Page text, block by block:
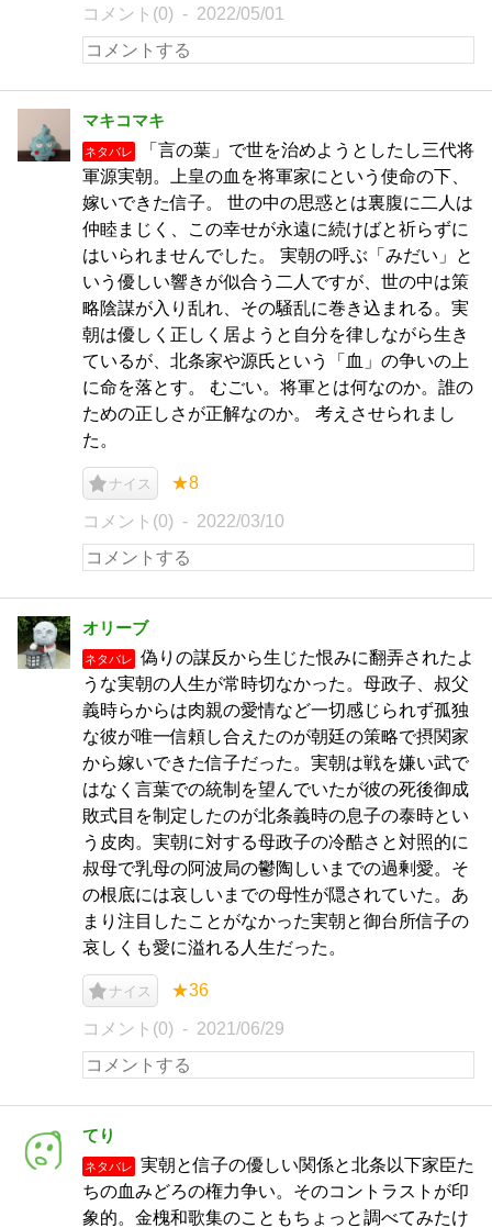
コメント(0) 2022/05/01
マキコマキ
ネタバレ
「言の葉」で世を治めようとしたし三代将
軍源実朝。上皇の血を将軍家にという使命の下、
嫁いできた信子。 世の中の思惑とは裏腹に二人は
仲睦まじく、この幸せが永遠に続けばと祈らずに
はいられませんでした。 実朝の呼ぶ「みだい」と
いう優しい響きが似合う二人ですが、世の中は策
略陰謀が入り乱れ、その騒乱に巻き込まれる。実
朝は優しく正しく居ようと自分を律しながら生き
ているが、北条家や源氏という「血」の争いの上
に命を落とす。 むごい。将軍とは何なのか。誰の
ための正しさが正解なのか。 考えさせられまし
た。
ナイス ★8
コメント(0) 2022/03/10
オリーブ
ネタバレ
偽りの謀反から生じた恨みに翻弄されたよ
うな実朝の人生が常時切なかった。母政子、叔父
義時らからは肉親の愛情など一切感じられず孤独
な彼が唯一信頼し合えたのが朝廷の策略で摂関家
から嫁いできた信子だった。実朝は戦を嫌い武で
はなく言葉での統制を望んでいたが彼の死後御成
敗式目を制定したのが北条義時の息子の泰時とい
う皮肉。実朝に対する母政子の冷酷さと対照的に
叔母で乳母の阿波局の鬱陶しいまでの過剰愛。そ
の根底には哀しいまでの母性が隠されていた。あ
まり注目したことがなかった実朝と御台所信子の
哀しくも愛に溢れる人生だった。
ナイス ★36
コメント(0) 2021/06/29
てり
ネタバレ
実朝と信子の優しい関係と北条以下家臣た
ちの血みどろの権力争い。そのコントラストが印
象的。金槐和歌集のこともちょっと調べてみたけ